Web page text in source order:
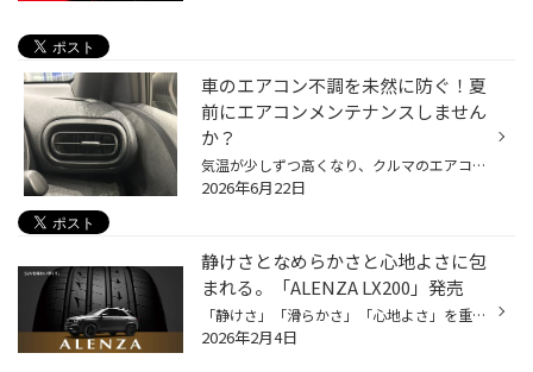
車のエアコン不調を未然に防ぐ！夏
前にエアコンメンテナンスしません
か？
気温が少しずつ高くなり、クルマのエアコンを使用する機会も増えてきていると思います。 是非、夏本番を迎える前におクルマのエアコンのメンテナンスをしませんか？ 【より快適に♪今がおススメ！カーエアコンのメンテナンス】 ■エアコンガスクリーニング おクルマの経年劣化によって、エアコンの効...
2026年6月22日
静けさとなめらかさと心地よさに包
まれる。「ALENZA LX200」発売
「静けさ」「滑らかさ」「心地よさ」を重視した上質なドライビング体験の提供を コンセプトに登場したSUV向けタイヤ、「ALENZA LX200」。 今回はこちらの商品をご紹介いたします！ 上質なドライビング体験を提供するSUV専用タイヤ「ALENZA LX200」が登場 特徴① 乗り心地・静粛性・走行性能向上 構造...
2026年2月4日